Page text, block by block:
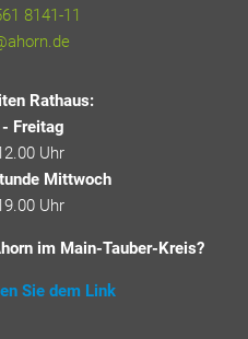
8141-11
Rathaus:
Freitag
Uhr
Mittwoch
Uhr
im Main-Tauber-Kreis?
Sie dem Link